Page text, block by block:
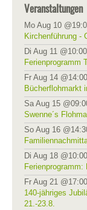
Veranstaltungen
Mo Aug 10
Kirchenführung -
Di Aug 11 @10:00
Ferienprogramm
Fr Aug 14 @14:00
Bücherflohmarkt
Sa Aug 15
Swenne´s
So Aug 16
Di Aug 18 @10:00
Fr Aug 21 @17:00
140-jähriges
21.-23.8.